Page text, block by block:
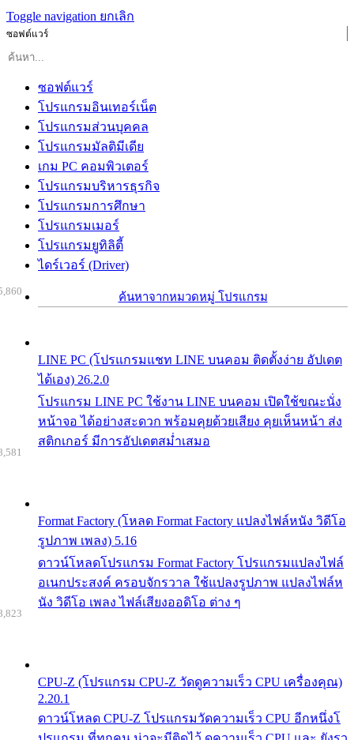
Toggle navigation ยกเลิก
ซอฟต์แวร์
ซอฟต์แวร์
โปรแกรมอินเทอร์เน็ต
โปรแกรมส่วนบุคคล
โปรแกรมมัลติมีเดีย
เกม PC คอมพิวเตอร์
โปรแกรมบริหารธุรกิจ
โปรแกรมการศึกษา
โปรแกรมเมอร์
โปรแกรมยูทิลิตี้
ไดร์เวอร์ (Driver)
ค้นหาจากหมวดหมู่ โปรแกรม
LINE PC (โปรแกรมแชท LINE บนคอม ติดตั้งง่าย อัปเดต
ได้เอง) 26.2.0
โปรแกรม LINE PC ใช้งาน LINE บนคอม เปิดใช้ขณะนั่ง
หน้าจอ ได้อย่างสะดวก พร้อมคุยด้วยเสียง คุยเห็นหน้า ส่ง
สติกเกอร์ มีการอัปเดตสม่ำเสมอ
Format Factory (โหลด Format Factory แปลงไฟล์หนัง วิดีโอ
รูปภาพ เพลง) 5.16
ดาวน์โหลดโปรแกรม Format Factory โปรแกรมแปลงไฟล์
อเนกประสงค์ ครอบจักรวาล ใช้แปลงรูปภาพ แปลงไฟล์ห
นัง วิดีโอ เพลง ไฟล์เสียงออดิโอ ต่าง ๆ
CPU-Z (โปรแกรม CPU-Z วัดดูความเร็ว CPU เครื่องคุณ)
2.20.1
ดาวน์โหลด CPU-Z โปรแกรมวัดความเร็ว CPU อีกหนึ่งโ